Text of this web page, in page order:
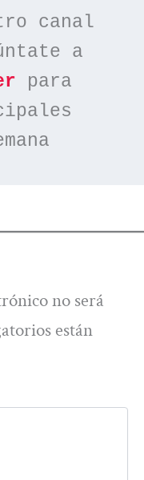
canal
a
para
no será
están